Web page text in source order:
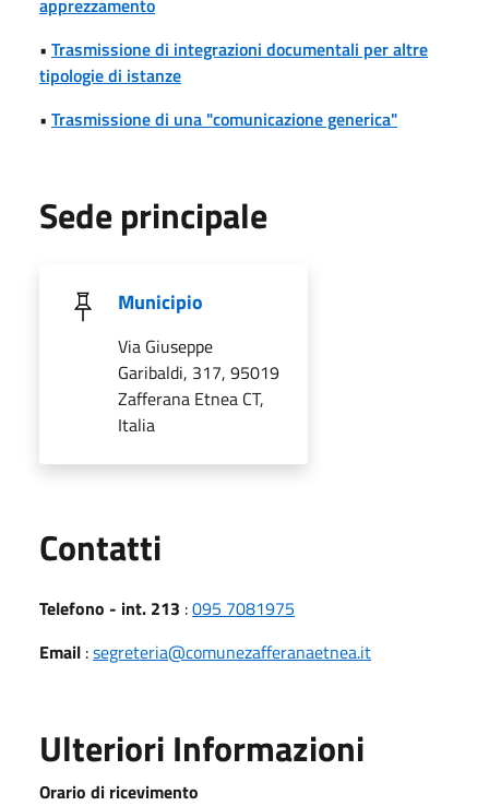
• Trasmissione di integrazioni documentali per altre
tipologie di istanze
• Trasmissione di una "comunicazione generica"
Sede principale
Municipio
Via Giuseppe
Garibaldi, 317, 95019
Zafferana Etnea CT,
Italia
Contatti
Telefono - int. 213 :095 7081975
Email :segreteria@comunezafferanaetnea.it
Ulteriori Informazioni
Orario di ricevimento